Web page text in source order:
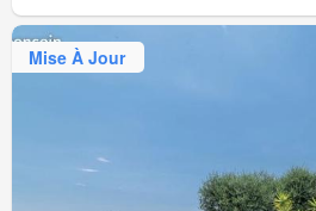
Mise À Jour